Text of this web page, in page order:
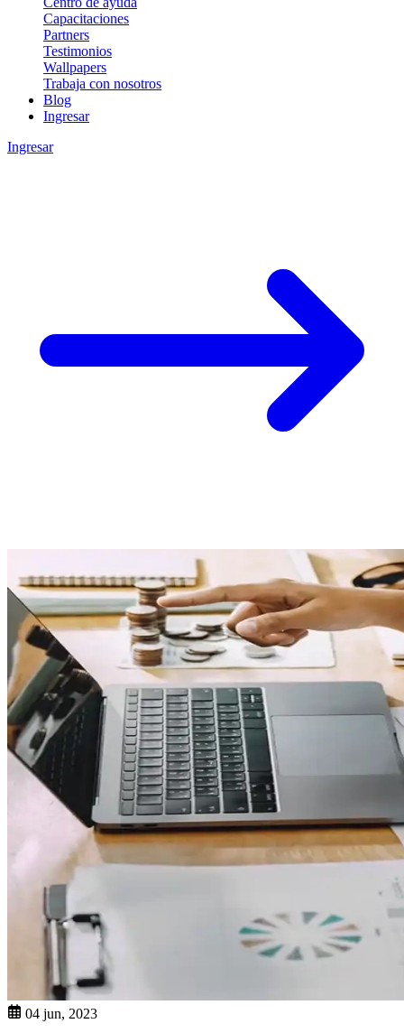
Capacitaciones
Partners
Testimonios
Wallpapers
Trabaja con nosotros
Blog
Ingresar
Ingresar
04 jun, 2023